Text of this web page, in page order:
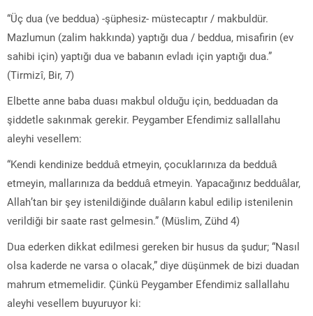
“Üç dua (ve beddua) -şüphesiz- müstecaptır / makbuldür.
Mazlumun (zalim hakkında) yaptığı dua / beddua, misafirin (ev
sahibi için) yaptığı dua ve babanın evladı için yaptığı dua.”
(Tirmizî, Bir, 7)
Elbette anne baba duası makbul olduğu için, bedduadan da
şiddetle sakınmak gerekir. Peygamber Efendimiz sallallahu
aleyhi vesellem:
“Kendi kendinize bedduâ etmeyin, çocuklarınıza da bedduâ
etmeyin, mallarınıza da bedduâ etmeyin. Yapacağınız bedduâlar,
Allah’tan bir şey istenildiğinde duâların kabul edilip istenilenin
verildiği bir saate rast gelmesin.” (Müslim, Zühd 4)
Dua ederken dikkat edilmesi gereken bir husus da şudur; “Nasıl
olsa kaderde ne varsa o olacak,” diye düşünmek de bizi duadan
mahrum etmemelidir. Çünkü Peygamber Efendimiz sallallahu
aleyhi vesellem buyuruyor ki: